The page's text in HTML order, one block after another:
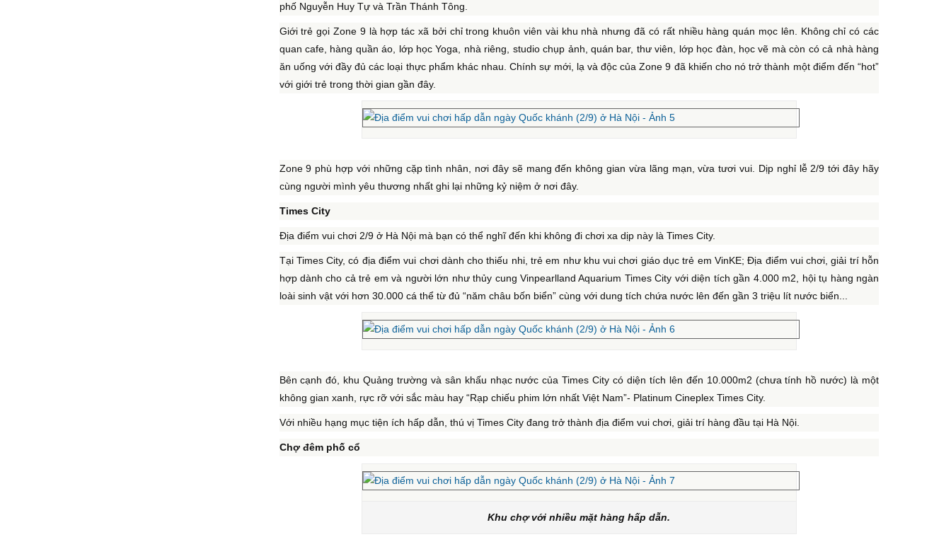
phố Nguyễn Huy Tự và Trần Thánh Tông.
Giới trẻ gọi Zone 9 là hợp tác xã bởi chỉ trong khuôn viên vài khu nhà nhưng đã có rất nhiều hàng quán mọc lên. Không chỉ có các
quan cafe, hàng quần áo, lớp học Yoga, nhà riêng, studio chụp ảnh, quán bar, thư viên, lớp học đàn, học vẽ mà còn có cả nhà hàng
ăn uống với đầy đủ các loại thực phẩm khác nhau. Chính sự mới, lạ và độc của Zone 9 đã khiến cho nó trở thành một điểm đến “hot”
với giới trẻ trong thời gian gần đây.
Zone 9 phù hợp với những cặp tình nhân, nơi đây sẽ mang đến không gian vừa lãng mạn, vừa tươi vui. Dịp nghỉ lễ 2/9 tới đây hãy
cùng người mình yêu thương nhất ghi lại những kỷ niệm ở nơi đây.
Times City
Địa điểm vui chơi 2/9 ở Hà Nội mà bạn có thể nghĩ đến khi không đi chơi xa dịp này là Times City.
Tại Times City, có địa điểm vui chơi dành cho thiếu nhi, trẻ em như khu vui chơi giáo dục trẻ em VinKE; Địa điểm vui chơi, giải trí hỗn
hợp dành cho cả trẻ em và người lớn như thủy cung Vinpearlland Aquarium Times City với diện tích gần 4.000 m2, hội tụ hàng ngàn
loài sinh vật với hơn 30.000 cá thể từ đủ “năm châu bốn biển” cùng với dung tích chứa nước lên đến gần 3 triệu lít nước biển...
Bên cạnh đó, khu Quảng trường và sân khấu nhạc nước của Times City có diện tích lên đến 10.000m2 (chưa tính hồ nước) là một
không gian xanh, rực rỡ với sắc màu hay “Rạp chiếu phim lớn nhất Việt Nam”- Platinum Cineplex Times City.
Với nhiều hạng mục tiện ích hấp dẫn, thú vị Times City đang trở thành địa điểm vui chơi, giải trí hàng đầu tại Hà Nội.
Chợ đêm phố cổ
Khu chợ với nhiều mặt hàng hấp dẫn.